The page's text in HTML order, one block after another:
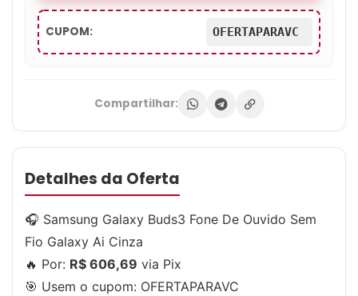
CUPOM: OFERTAPARAVC
Compartilhar:
Detalhes da Oferta
🎧 Samsung Galaxy Buds3 Fone De Ouvido Sem
Fio Galaxy Ai Cinza
🔥 Por: R$ 606,69 via Pix
🎯 Usem o cupom: OFERTAPARAVC